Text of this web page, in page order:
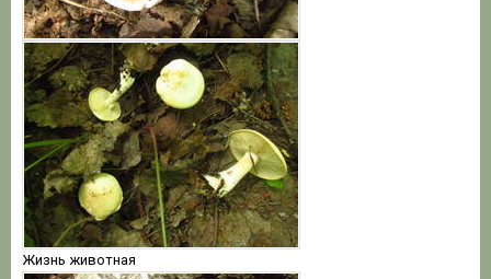
Жизнь животная